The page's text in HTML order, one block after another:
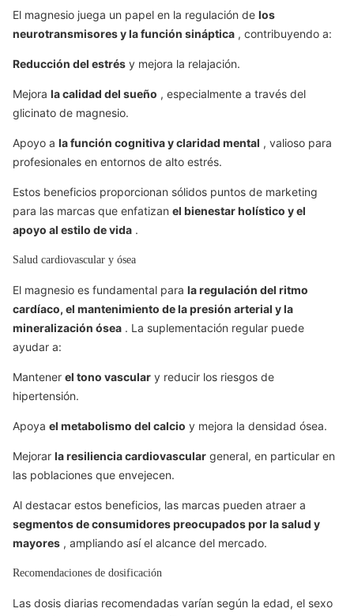
El magnesio juega un papel en la regulación de los
neurotransmisores y la función sináptica , contribuyendo a:
Reducción del estrés y mejora la relajación.
Mejora la calidad del sueño , especialmente a través del
glicinato de magnesio.
Apoyo a la función cognitiva y claridad mental , valioso para
profesionales en entornos de alto estrés.
Estos beneficios proporcionan sólidos puntos de marketing
para las marcas que enfatizan el bienestar holístico y el
apoyo al estilo de vida .
Salud cardiovascular y ósea
El magnesio es fundamental para la regulación del ritmo
cardíaco, el mantenimiento de la presión arterial y la
mineralización ósea . La suplementación regular puede
ayudar a:
Mantener el tono vascular y reducir los riesgos de
hipertensión.
Apoya el metabolismo del calcio y mejora la densidad ósea.
Mejorar la resiliencia cardiovascular general, en particular en
las poblaciones que envejecen.
Al destacar estos beneficios, las marcas pueden atraer a
segmentos de consumidores preocupados por la salud y
mayores , ampliando así el alcance del mercado.
Recomendaciones de dosificación
Las dosis diarias recomendadas varían según la edad, el sexo